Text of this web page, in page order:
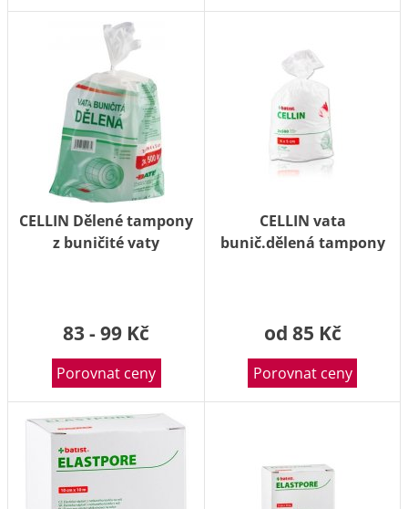
CELLIN Dělené tampony
z buničité vaty
83 - 99 Kč
Porovnat ceny
CELLIN vata
bunič.dělená tampony
od 85 Kč
Porovnat ceny